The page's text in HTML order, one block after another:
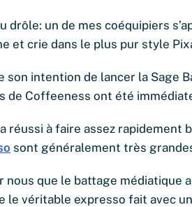
drôle: un de mes coéquipiers
et crie dans le plus pur style
son intention de lancer la Sage
de Coffeeness ont été
réussi à faire assez rapidement
sont généralement très
nous que le battage médiatique
le véritable expresso fait avec